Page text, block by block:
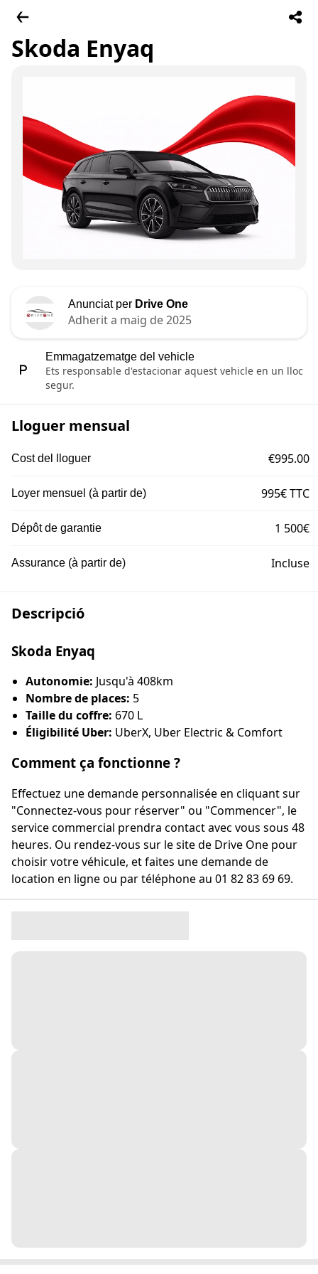
Skoda Enyaq
Anunciat per Drive One
Adherit a maig de 2025
Emmagatzematge del vehicle
Ets responsable d'estacionar aquest vehicle en un lloc
segur.
Lloguer mensual
Cost del lloguer €995.00
Loyer mensuel (à partir de) 995€ TTC
Dépôt de garantie 1 500€
Assurance (à partir de) Incluse
Descripció
Skoda Enyaq
Autonomie: Jusqu'à 408km
Nombre de places: 5
Taille du coffre: 670 L
Éligibilité Uber: UberX, Uber Electric & Comfort
Comment ça fonctionne ?
Effectuez une demande personnalisée en cliquant sur
"Connectez-vous pour réserver" ou "Commencer", le
service commercial prendra contact avec vous sous 48
heures. Ou rendez-vous sur le site de Drive One pour
choisir votre véhicule, et faites une demande de
location en ligne ou par téléphone au 01 82 83 69 69.